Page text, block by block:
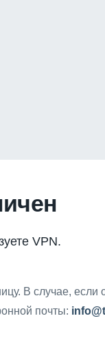
VPN.
В случае, если
почты: